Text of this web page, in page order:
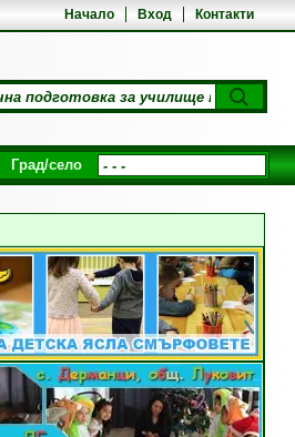
Начало Вход Контакти
Град/село